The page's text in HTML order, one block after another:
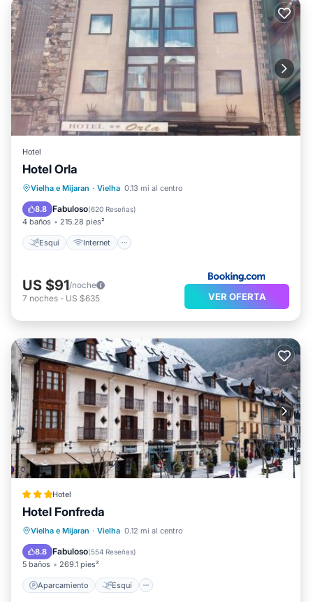
Hotel
Hotel Orla
Vielha e Mijaran · Vielha 0.13 mi al centro
8.8 Fabuloso(620 Reseñas)
4 baños 215.28 pies²
Esquí Internet
Esquí Internet
Accesibilidad
TV
US $91/noche
7 noches - US $635 VER OFERTA
Hotel
Hotel Fonfreda
Vielha e Mijaran · Vielha 0.12 mi al centro
8.8 Fabuloso(554 Reseñas)
5 baños 269.1 pies²
Aparcamiento Esquí
Aparcamiento
Esquí
Balcón/Terraza